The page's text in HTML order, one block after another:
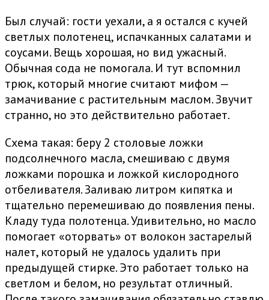
Был случай: гости уехали, а я остался с кучей
светлых полотенец, испачканных салатами и
соусами. Вещь хорошая, но вид ужасный.
Обычная сода не помогала. И тут вспомнил
трюк, который многие считают мифом —
замачивание с растительным маслом. Звучит
странно, но это действительно работает.
Схема такая: беру 2 столовые ложки
подсолнечного масла, смешиваю с двумя
ложками порошка и ложкой кислородного
отбеливателя. Заливаю литром кипятка и
тщательно перемешиваю до появления пены.
Кладу туда полотенца. Удивительно, но масло
помогает «оторвать» от волокон застарелый
налет, который не удалось удалить при
предыдущей стирке. Это работает только на
светлом и белом, но результат отличный.